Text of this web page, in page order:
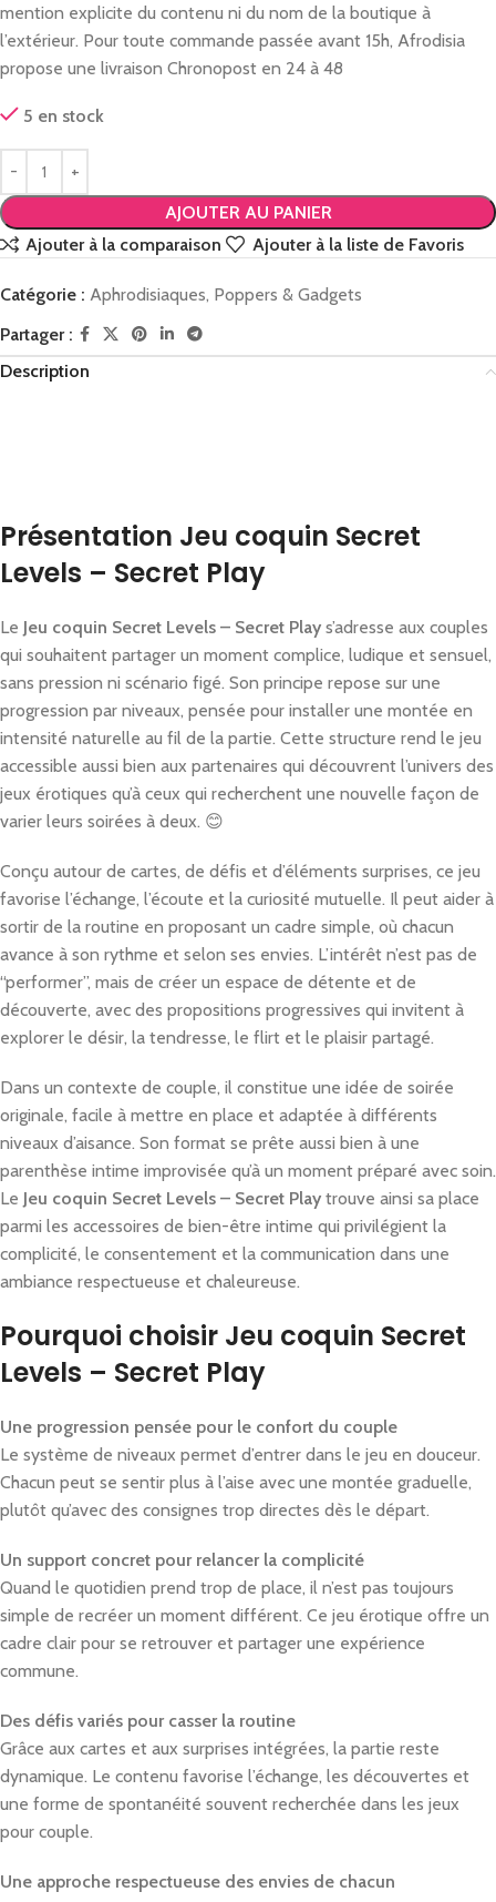
mention explicite du contenu ni du nom de la boutique à
l’extérieur. Pour toute commande passée avant 15h, Afrodisia
propose une livraison Chronopost en 24 à 48
5 en stock
AJOUTER AU PANIER
Ajouter à la comparaison
Ajouter à la liste de Favoris
Catégorie : Aphrodisiaques, Poppers & Gadgets
Partager :
Description
Présentation Jeu coquin Secret
Levels – Secret Play
Le Jeu coquin Secret Levels – Secret Play s’adresse aux couples
qui souhaitent partager un moment complice, ludique et sensuel,
sans pression ni scénario figé. Son principe repose sur une
progression par niveaux, pensée pour installer une montée en
intensité naturelle au fil de la partie. Cette structure rend le jeu
accessible aussi bien aux partenaires qui découvrent l’univers des
jeux érotiques qu’à ceux qui recherchent une nouvelle façon de
varier leurs soirées à deux. 😊
Conçu autour de cartes, de défis et d’éléments surprises, ce jeu
favorise l’échange, l’écoute et la curiosité mutuelle. Il peut aider à
sortir de la routine en proposant un cadre simple, où chacun
avance à son rythme et selon ses envies. L’intérêt n’est pas de
“performer”, mais de créer un espace de détente et de
découverte, avec des propositions progressives qui invitent à
explorer le désir, la tendresse, le flirt et le plaisir partagé.
Dans un contexte de couple, il constitue une idée de soirée
originale, facile à mettre en place et adaptée à différents
niveaux d’aisance. Son format se prête aussi bien à une
parenthèse intime improvisée qu’à un moment préparé avec soin.
Le Jeu coquin Secret Levels – Secret Play trouve ainsi sa place
parmi les accessoires de bien-être intime qui privilégient la
complicité, le consentement et la communication dans une
ambiance respectueuse et chaleureuse.
Pourquoi choisir Jeu coquin Secret
Levels – Secret Play
Une progression pensée pour le confort du couple
Le système de niveaux permet d’entrer dans le jeu en douceur.
Chacun peut se sentir plus à l’aise avec une montée graduelle,
plutôt qu’avec des consignes trop directes dès le départ.
Un support concret pour relancer la complicité
Quand le quotidien prend trop de place, il n’est pas toujours
simple de recréer un moment différent. Ce jeu érotique offre un
cadre clair pour se retrouver et partager une expérience
commune.
Des défis variés pour casser la routine
Grâce aux cartes et aux surprises intégrées, la partie reste
dynamique. Le contenu favorise l’échange, les découvertes et
une forme de spontanéité souvent recherchée dans les jeux
pour couple.
Une approche respectueuse des envies de chacun